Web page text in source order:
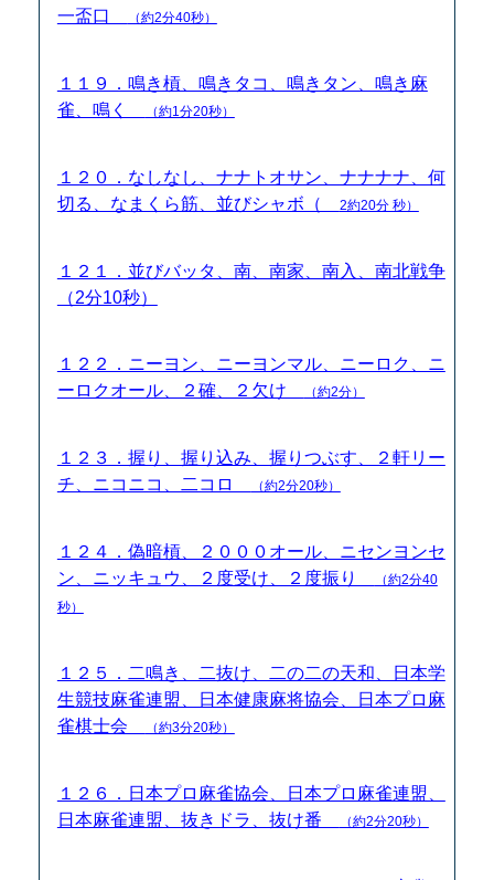
一盃口
（約2分40秒）
１１９．鳴き槓、鳴きタコ、鳴きタン、鳴き麻
雀、鳴く
（約1分20秒）
１２０．なしなし、ナナトオサン、ナナナナ、何
切る、なまくら筋、並びシャボ（
2約20分 秒）
１２１．並びバッタ、南、南家、南入、南北戦争
（2分10秒）
１２２．ニーヨン、ニーヨンマル、ニーロク、ニ
ーロクオール、２確、２欠け
（約2分）
１２３．握り、握り込み、握りつぶす、２軒リー
チ、ニコニコ、二コロ
（約2分20秒）
１２４．偽暗槓、２０００オール、ニセンヨンセ
ン、ニッキュウ、２度受け、２度振り
（約2分40
秒）
１２５．二鳴き、二抜け、二の二の天和、日本学
生競技麻雀連盟、日本健康麻将協会、日本プロ麻
雀棋士会
（約3分20秒）
１２６．日本プロ麻雀協会、日本プロ麻雀連盟、
日本麻雀連盟、抜きドラ、抜け番
（約2分20秒）